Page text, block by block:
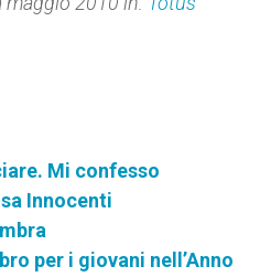
Mi confesso
Innocenti
per i giovani nell’Anno